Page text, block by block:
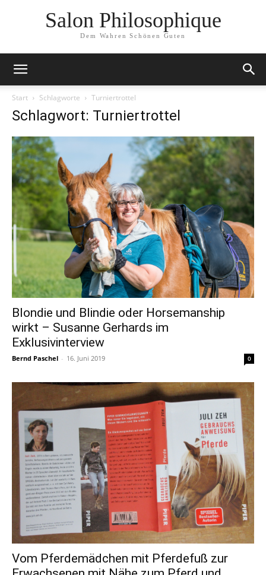
Salon Philosophique
Dem Wahren Schönen Guten
Start Schlagworte Turniertrottel
Schlagwort: Turniertrottel
Blondie und Blindie oder Horsemanship
wirkt – Susanne Gerhards im
Exklusivinterview
Bernd Paschel - 16. Juni 2019 0
Vom Pferdemädchen mit Pferdefuß zur